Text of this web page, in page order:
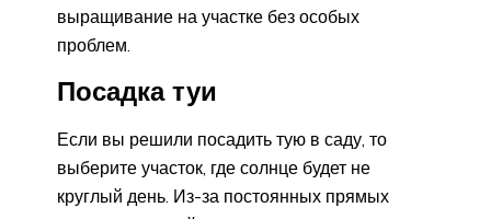
выращивание на участке без особых
проблем.
Посадка туи
Если вы решили посадить тую в саду, то
выберите участок, где солнце будет не
круглый день. Из-за постоянных прямых